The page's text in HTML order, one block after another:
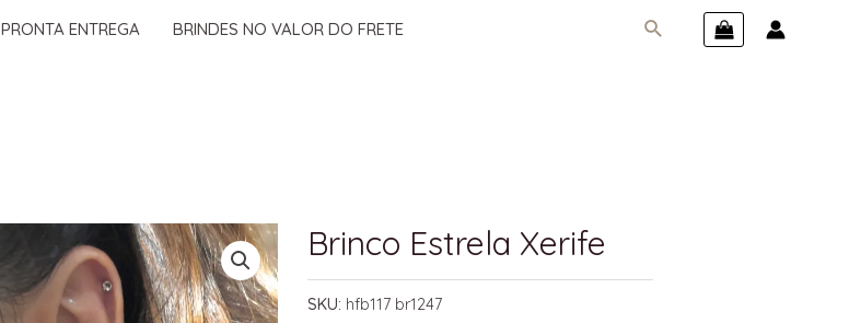
PRONTA ENTREGA BRINDES NO VALOR DO FRETE
Brinco Estrela Xerife
SKU: hfb117 br1247